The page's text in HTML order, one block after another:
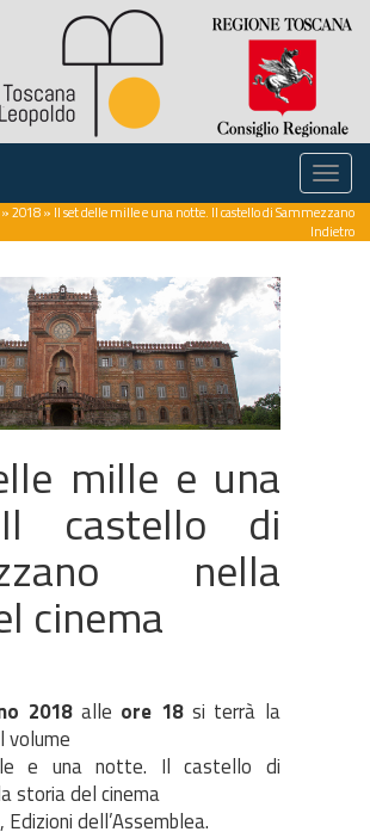
»2018» Il set delle mille e una notte. Il castello di Sammezzano
Indietro
mille e una
castello di
nella
cinema
2018alle ore 18si terrà la
volume
e una notte. Il castello di
storia del cinema
dell’Assemblea.